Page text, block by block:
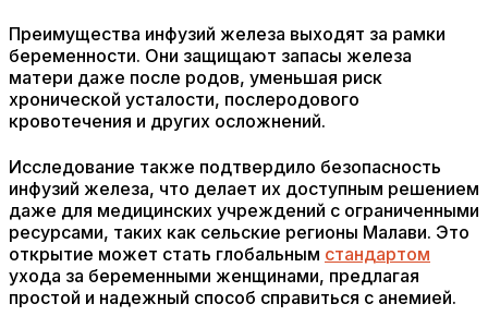
Преимущества инфузий железа выходят за рамки
беременности. Они защищают запасы железа
матери даже после родов, уменьшая риск
хронической усталости, послеродового
кровотечения и других осложнений.
Исследование также подтвердило безопасность
инфузий железа, что делает их доступным решением
даже для медицинских учреждений с ограниченными
ресурсами, таких как сельские регионы Малави. Это
открытие может стать глобальным стандартом
ухода за беременными женщинами, предлагая
простой и надежный способ справиться с анемией.